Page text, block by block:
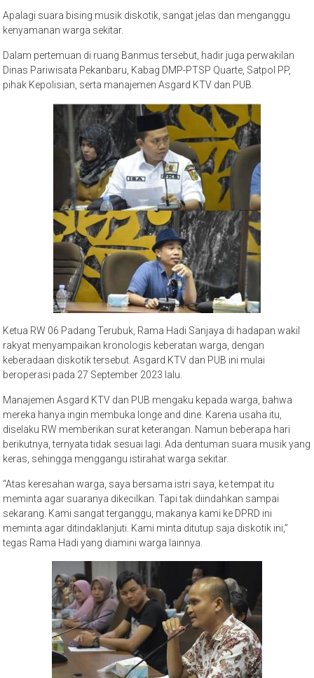
Apalagi suara bising musik diskotik, sangat jelas dan menganggu
kenyamanan warga sekitar.
Dalam pertemuan di ruang Banmus tersebut, hadir juga perwakilan
Dinas Pariwisata Pekanbaru, Kabag DMP-PTSP Quarte, Satpol PP,
pihak Kepolisian, serta manajemen Asgard KTV dan PUB.
Ketua RW 06 Padang Terubuk, Rama Hadi Sanjaya di hadapan wakil
rakyat menyampaikan kronologis keberatan warga, dengan
keberadaan diskotik tersebut. Asgard KTV dan PUB ini mulai
beroperasi pada 27 September 2023 lalu.
Manajemen Asgard KTV dan PUB mengaku kepada warga, bahwa
mereka hanya ingin membuka longe and dine. Karena usaha itu,
diselaku RW memberikan surat keterangan. Namun beberapa hari
berikutnya, ternyata tidak sesuai lagi. Ada dentuman suara musik yang
keras, sehingga menggangu istirahat warga sekitar.
“Atas keresahan warga, saya bersama istri saya, ke tempat itu
meminta agar suaranya dikecilkan. Tapi tak diindahkan sampai
sekarang. Kami sangat terganggu, makanya kami ke DPRD ini
meminta agar ditindaklanjuti. Kami minta ditutup saja diskotik ini,”
tegas Rama Hadi yang diamini warga lainnya.